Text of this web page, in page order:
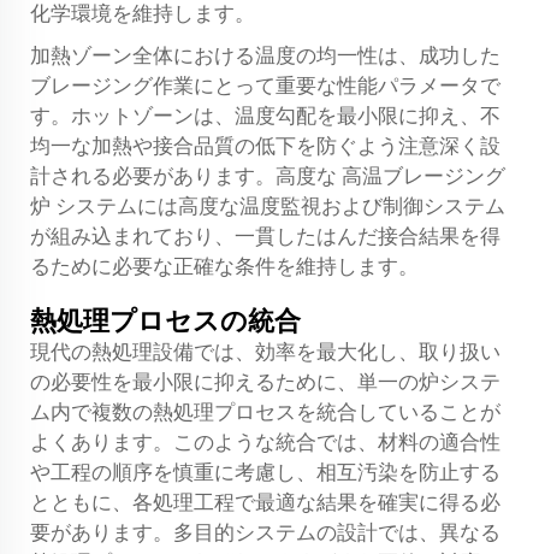
化学環境を維持します。
加熱ゾーン全体における温度の均一性は、成功した
ブレージング作業にとって重要な性能パラメータで
す。ホットゾーンは、温度勾配を最小限に抑え、不
均一な加熱や接合品質の低下を防ぐよう注意深く設
計される必要があります。高度な 高温ブレージング
炉 システムには高度な温度監視および制御システム
が組み込まれており、一貫したはんだ接合結果を得
るために必要な正確な条件を維持します。
熱処理プロセスの統合
現代の熱処理設備では、効率を最大化し、取り扱い
の必要性を最小限に抑えるために、単一の炉システ
ム内で複数の熱処理プロセスを統合していることが
よくあります。このような統合では、材料の適合性
や工程の順序を慎重に考慮し、相互汚染を防止する
とともに、各処理工程で最適な結果を確実に得る必
要があります。多目的システムの設計では、異なる